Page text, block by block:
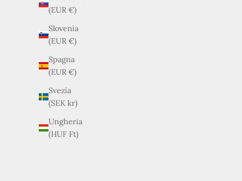
(EUR €)
Slovenia
(EUR €)
Spagna
(EUR €)
Svezia
(SEK kr)
Ungheria
(HUF Ft)
€490,00